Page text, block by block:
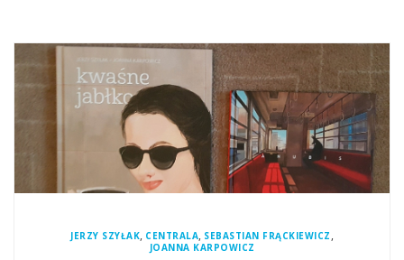
JERZY SZYŁAK, CENTRALA, SEBASTIAN FRĄCKIEWICZ ,
JOANNA KARPOWICZ